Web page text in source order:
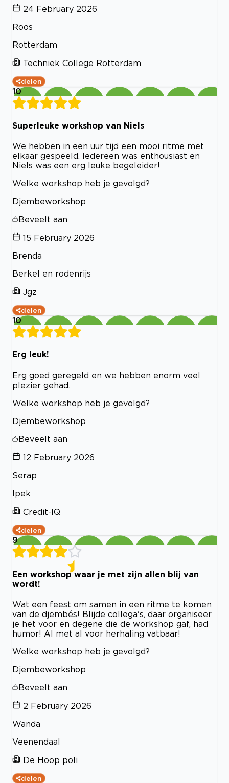
24 February 2026
Roos
Rotterdam
Techniek College Rotterdam
delen
10
Superleuke workshop van Niels
We hebben in een uur tijd een mooi ritme met
elkaar gespeeld. Iedereen was enthousiast en
Niels was een erg leuke begeleider!
Welke workshop heb je gevolgd?
Djembeworkshop
Beveelt aan
15 February 2026
Brenda
Berkel en rodenrijs
Jgz
delen
10
Erg leuk!
Erg goed geregeld en we hebben enorm veel
plezier gehad.
Welke workshop heb je gevolgd?
Djembeworkshop
Beveelt aan
12 February 2026
Serap
Ipek
Credit-IQ
delen
9
Een workshop waar je met zijn allen blij van
wordt!
Wat een feest om samen in een ritme te komen
van de djembés! Blijde collega's, daar organiseer
je het voor en degene die de workshop gaf, had
humor! Al met al voor herhaling vatbaar!
Welke workshop heb je gevolgd?
Djembeworkshop
Beveelt aan
2 February 2026
Wanda
Veenendaal
De Hoop poli
delen